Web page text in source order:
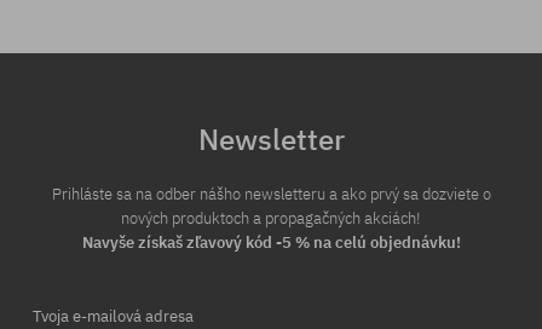
Newsletter
Prihláste sa na odber nášho newsletteru a ako prvý sa dozviete o
nových produktoch a propagačných akciách!
Navyše získaš zľavový kód -5 % na celú objednávku!
Tvoja e-mailová adresa